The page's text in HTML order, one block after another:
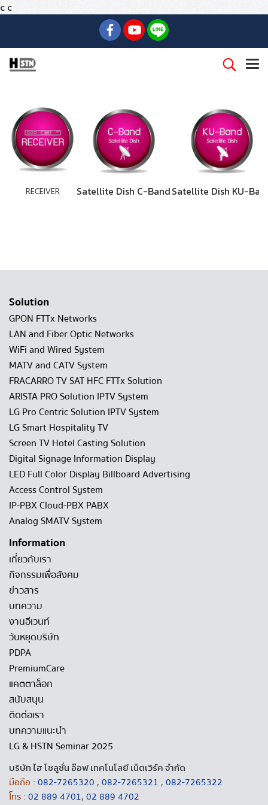
c c
RECEIVER Satellite Dish C-BandSatellite Dish KU-
Solution
GPON FTTx Networks
LAN and Fiber Optic Networks
WiFi and Wired System
MATV and CATV System
FRACARRO TV SAT HFC FTTx Solution
ARISTA PRO Solution IPTV System
LG Pro Centric Solution IPTV System
LG Smart Hospitality TV
Screen TV Hotel Casting Solution
Digital Signage Information Display
LED Full Color Display Billboard Advertising
Access Control System
IP-PBX Cloud-PBX PABX
Analog SMATV System
Information
เกี่ยวกับเรา
กิจกรรมเพื่อสังคม
ข่าวสาร
บทความ
งานอีเวนท์
วันหยุดบริษัท
PDPA
PremiumCare
แคตตาล็อก
สนับสนุน
ติดต่อเรา
บทความแนะนำ
LG & HSTN Seminar 2025
บริษัท ไฮ โซลูชั่น อ๊อฟ เทคโนโลยี เน็ตเวิร์ค จำกัด
มือถือ : 082-7265320 , 082-7265321 , 082-7265322
โทร : 02 889 4701, 02 889 4702